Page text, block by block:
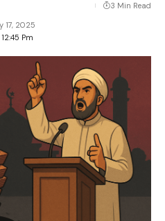
Pm
17, 2025
3 Min Read